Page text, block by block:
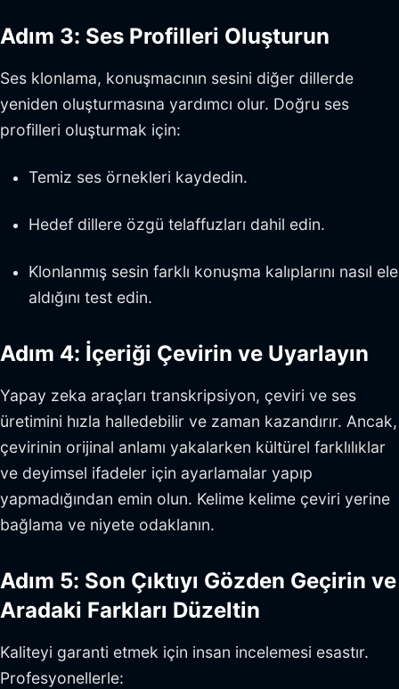
Adım 3: Ses Profilleri Oluşturun
Ses klonlama, konuşmacının sesini diğer dillerde
yeniden oluşturmasına yardımcı olur. Doğru ses
profilleri oluşturmak için:
Temiz ses örnekleri kaydedin.
Hedef dillere özgü telaffuzları dahil edin.
Klonlanmış sesin farklı konuşma kalıplarını nasıl ele
aldığını test edin.
Adım 4: İçeriği Çevirin ve Uyarlayın
Yapay zeka araçları transkripsiyon, çeviri ve ses
üretimini hızla halledebilir ve zaman kazandırır. Ancak,
çevirinin orijinal anlamı yakalarken kültürel farklılıklar
ve deyimsel ifadeler için ayarlamalar yapıp
yapmadığından emin olun. Kelime kelime çeviri yerine
bağlama ve niyete odaklanın.
Adım 5: Son Çıktıyı Gözden Geçirin ve
Aradaki Farkları Düzeltin
Kaliteyi garanti etmek için insan incelemesi esastır.
Profesyonellerle: